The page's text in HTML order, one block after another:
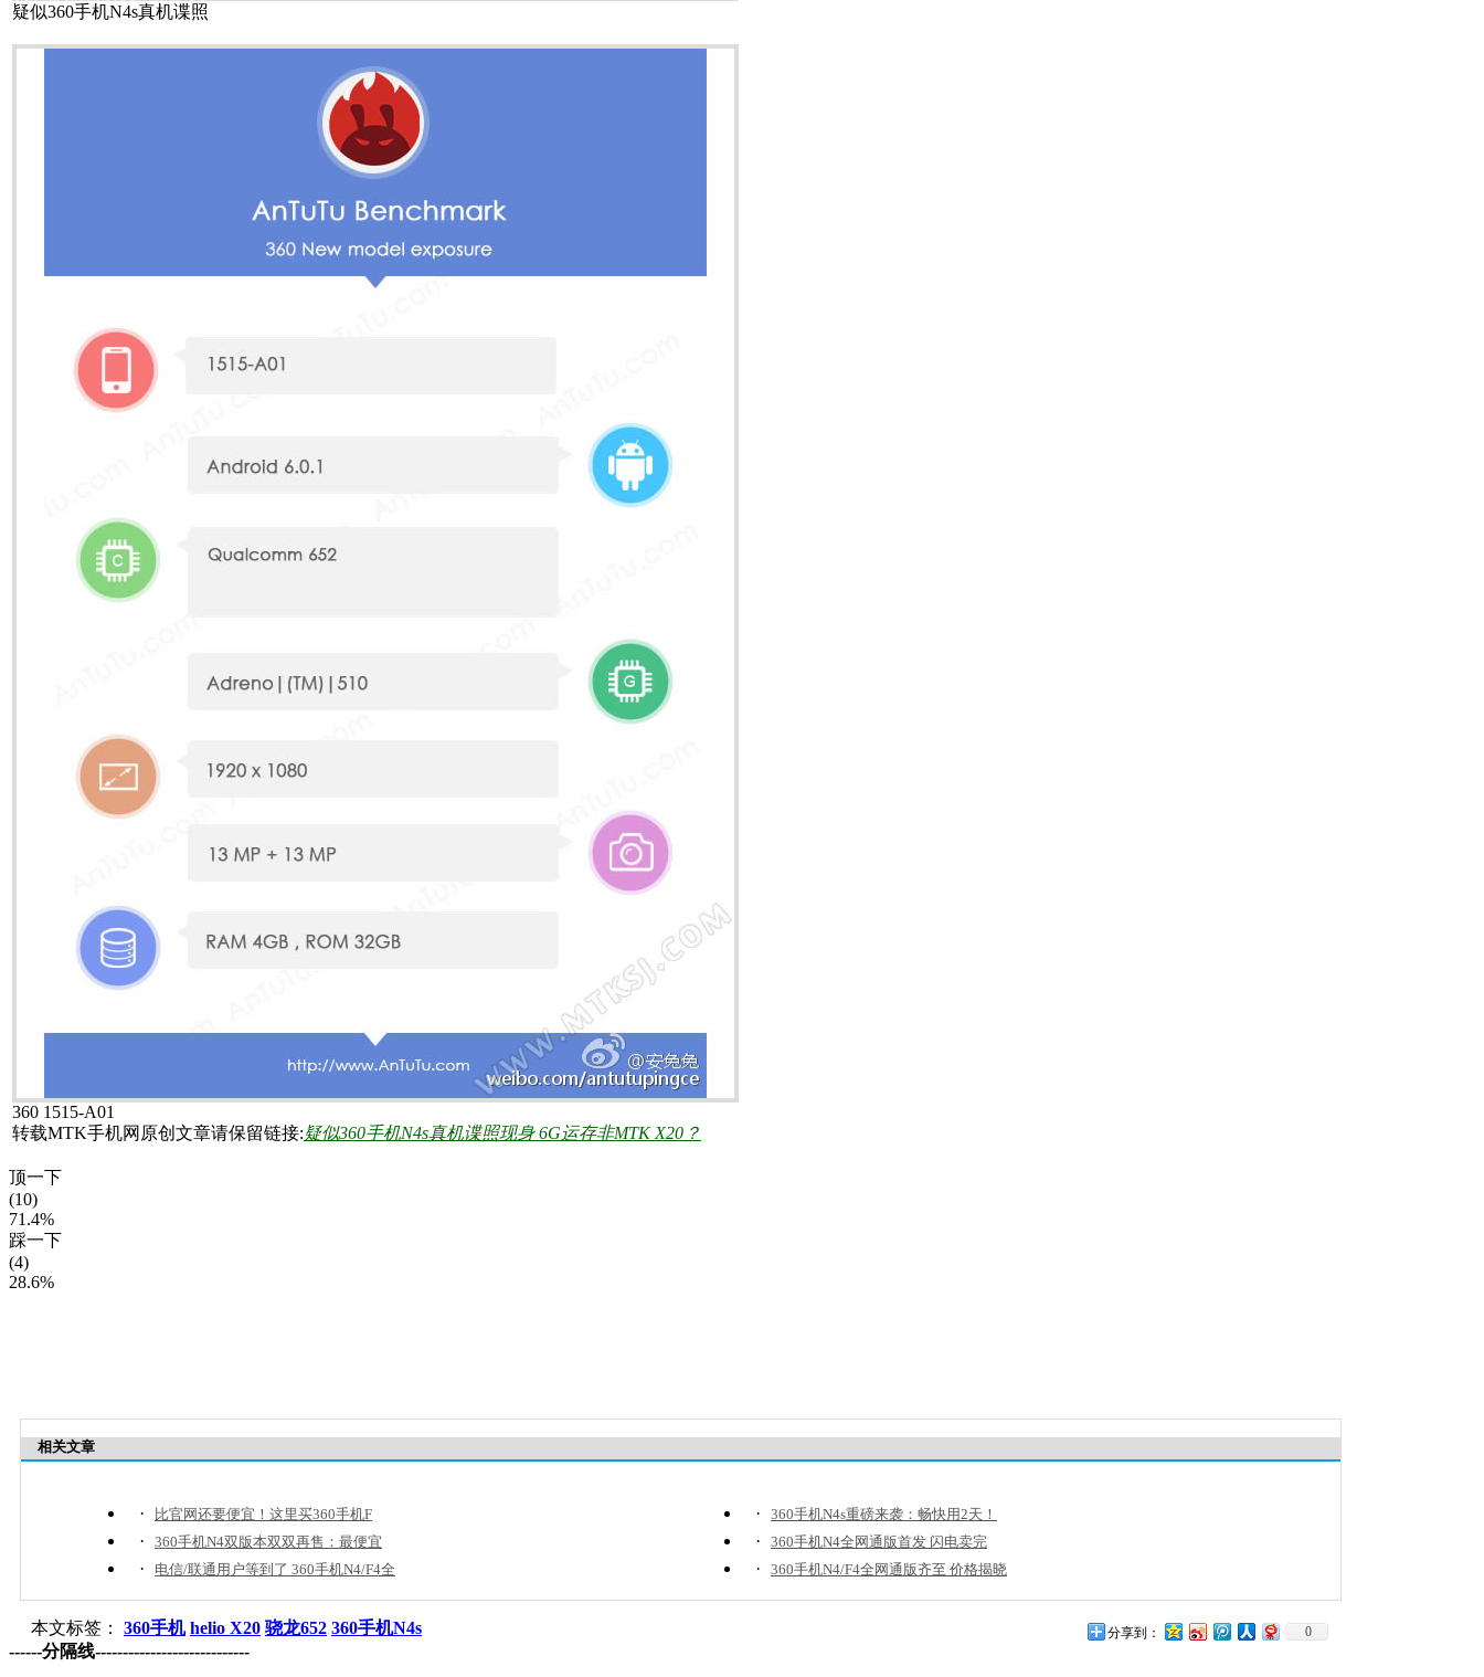
疑似360手机N4s真机谍照
360 1515-A01
转载MTK手机网原创文章请保留链接:疑似360手机N4s真机谍照现身 6G运存非MTK X20？
顶一下
(10)
71.4%
踩一下
(4)
28.6%
相关文章
· 比官网还要便宜！这里买360手机F · 360手机N4s重磅来袭：畅快用2天！
· 360手机N4双版本双双再售：最便宜 · 360手机N4全网通版首发 闪电卖完
· 电信/联通用户等到了 360手机N4/F4全 · 360手机N4/F4全网通版齐至 价格揭晓
本文标签： 360手机 helio X20 骁龙652 360手机N4s 分享到： 0
------分隔线----------------------------